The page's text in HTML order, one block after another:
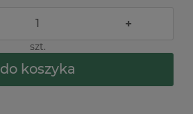
+
szt.
do koszyka